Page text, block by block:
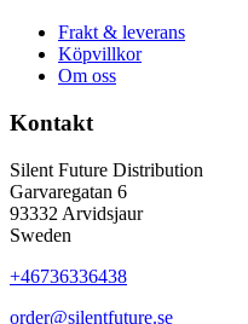
Frakt & leverans
Köpvillkor
Om oss
Kontakt
Silent Future Distribution
Garvaregatan 6
93332 Arvidsjaur
Sweden
+46736336438
order@silentfuture.se